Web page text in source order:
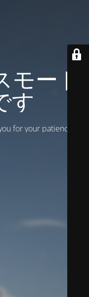
ード
す
for your patience!